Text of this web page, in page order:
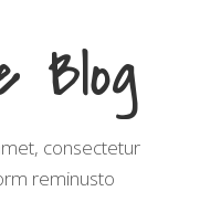
Blog
consectetur
reminusto